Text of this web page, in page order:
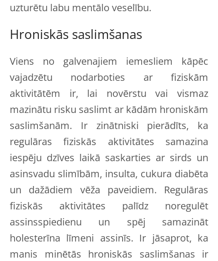
uzturētu labu mentālo veselību.
Hroniskās saslimšanas
Viens no galvenajiem iemesliem kāpēc
vajadzētu nodarboties ar fiziskām
aktivitātēm ir, lai novērstu vai vismaz
mazinātu risku saslimt ar kādām hroniskām
saslimšanām. Ir zinātniski pierādīts, ka
regulāras fiziskās aktivitātes samazina
iespēju dzīves laikā saskarties ar sirds un
asinsvadu slimībām, insulta, cukura diabēta
un dažādiem vēža paveidiem. Regulāras
fiziskās aktivitātes palīdz noregulēt
assinsspiedienu un spēj samazināt
holesterīna līmeni assinīs. Ir jāsaprot, ka
manis minētās hroniskās saslimšanas ir